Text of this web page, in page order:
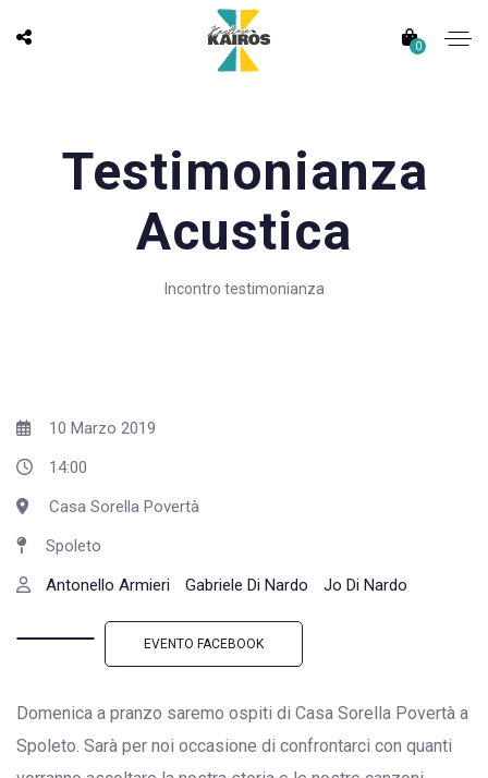
0
Testimonianza
Acustica
Incontro testimonianza
10 Marzo 2019
14:00
Casa Sorella Povertà
Spoleto
Antonello Armieri
Gabriele Di Nardo Jo Di Nardo
EVENTO FACEBOOK
Domenica a pranzo saremo ospiti di Casa Sorella Povertà a
Spoleto. Sarà per noi occasione di confrontarci con quanti